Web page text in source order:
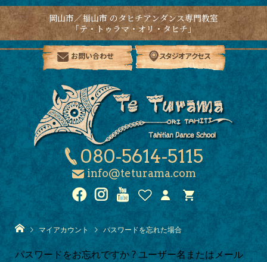
岡山市／福山市 のタヒチアンダンス専門教室
「テ・トゥラマ・オリ・タヒチ」
お問い合わせ スタジオアクセス
080-5614-5115
info@teturama.com
マイアカウント パスワードを忘れた場合
パスワードをお忘れですか ? ユーザー名またはメール